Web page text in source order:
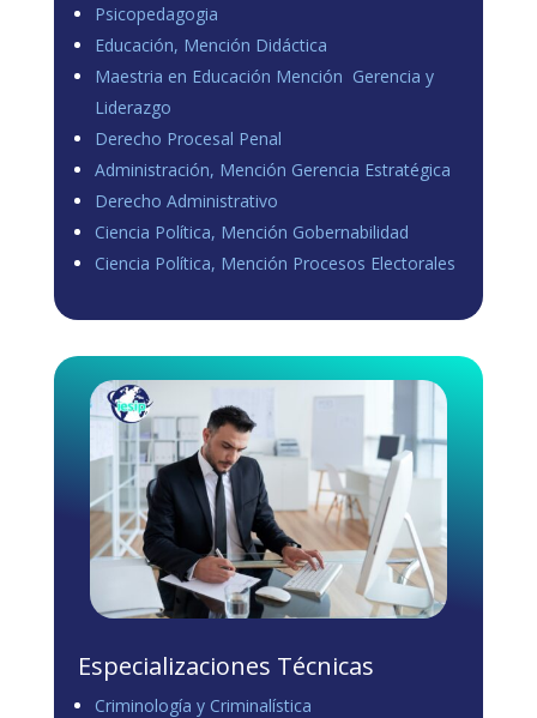
Psicopedagogia
Educación, Mención Didáctica
Maestria en Educación Mención Gerencia y
Liderazgo
Derecho Procesal Penal
Administración, Mención Gerencia Estratégica
Derecho Administrativo
Ciencia Política, Mención Gobernabilidad
Ciencia Política, Mención Procesos Electorales
Especializaciones Técnicas
Criminología y Criminalística